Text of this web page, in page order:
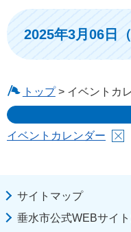
2025年3月06日
トップ> イベントカ
イベントカレンダー
サイトマップ
垂水市公式WEBサイ